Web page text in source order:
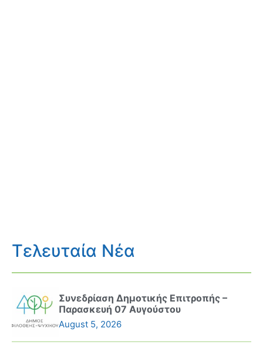
Τελευταία Νέα
Συνεδρίαση Δημοτικής Επιτροπής –
Παρασκευή 07 Αυγούστου
August 5, 2026